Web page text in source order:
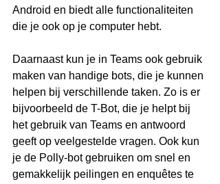
Android en biedt alle functionaliteiten
die je ook op je computer hebt.
Daarnaast kun je in Teams ook gebruik
maken van handige bots, die je kunnen
helpen bij verschillende taken. Zo is er
bijvoorbeeld de T-Bot, die je helpt bij
het gebruik van Teams en antwoord
geeft op veelgestelde vragen. Ook kun
je de Polly-bot gebruiken om snel en
gemakkelijk peilingen en enquêtes te